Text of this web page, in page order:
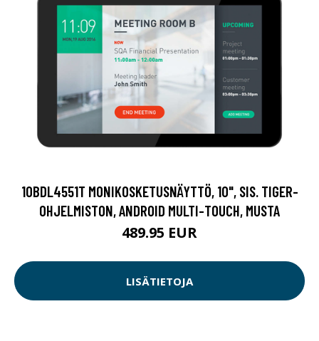
10BDL4551T MONIKOSKETUSNÄYTTÖ, 10", SIS. TIGER-
OHJELMISTON, ANDROID MULTI-TOUCH, MUSTA
489.95 EUR
LISÄTIETOJA